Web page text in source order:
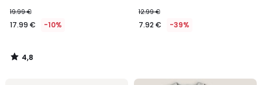
19.99 €
17.99 € -10%
4,8
/
12.99 €
7.92 € -39%